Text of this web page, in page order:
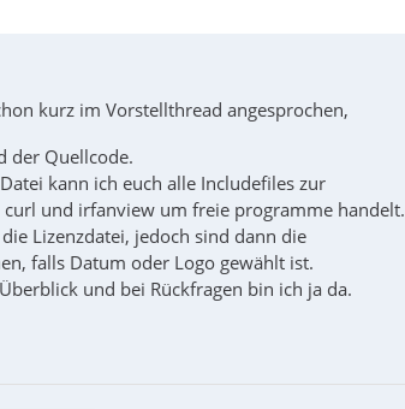
kurz im Vorstellthread angesprochen,
der Quellcode.
kann ich euch alle Includefiles zur
curl und irfanview um freie programme handelt.
Lizenzdatei, jedoch sind dann die
falls Datum oder Logo gewählt ist.
und bei Rückfragen bin ich ja da.